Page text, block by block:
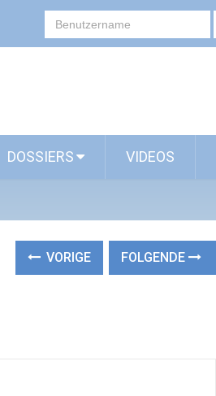
DOSSIERS VIDEOS
VORIGE FOLGENDE